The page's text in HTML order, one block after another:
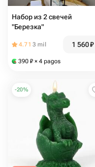
Набор из 2 свечей
"Березка"
4.71 3 mil 1 560₽
390 ₽ × 4 pagos
-20%